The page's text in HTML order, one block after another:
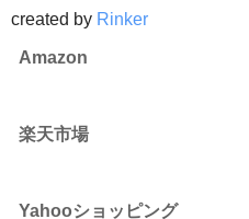
created by Rinker
Amazon
楽天市場
Yahooショッピング